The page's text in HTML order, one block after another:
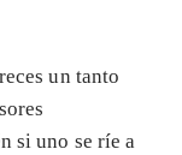
un tanto
si uno se ríe a